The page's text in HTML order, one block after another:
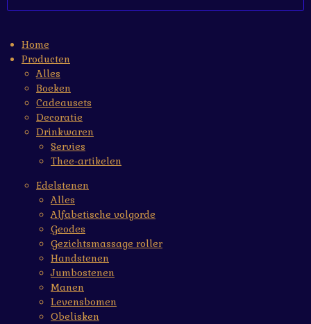
Home
Producten
Alles
Boeken
Cadeausets
Decoratie
Drinkwaren
Servies
Thee-artikelen
Edelstenen
Alles
Alfabetische volgorde
Geodes
Gezichtsmassage roller
Handstenen
Jumbostenen
Manen
Levensbomen
Obelisken